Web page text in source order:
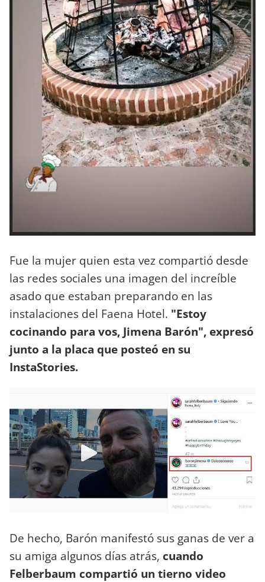
Fue la mujer quien esta vez compartió desde
las redes sociales una imagen del increíble
asado que estaban preparando en las
instalaciones del Faena Hotel. "Estoy
cocinando para vos, Jimena Barón", expresó
junto a la placa que posteó en su
InstaStories.
De hecho, Barón manifestó sus ganas de ver a
su amiga algunos días atrás, cuando
Felberbaum compartió un tierno video